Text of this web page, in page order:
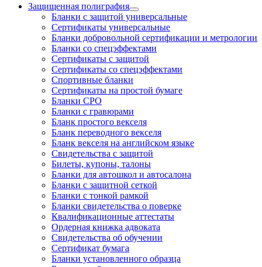
Защищенная полиграфия
Бланки с защитой универсальные
Сертификаты универсальные
Бланки добровольной сертификации и метрологии
Бланки со спецэффектами
Сертификаты с защитой
Сертификаты со спецэффектами
Спортивные бланки
Cертификаты на простой бумаге
Бланки СРО
Бланки с гравюрами
Бланк простого векселя
Бланк переводного векселя
Бланк векселя на английском языке
Свидетельства с защитой
Билеты, купоны, талоны
Бланки для автошкол и автосалона
Бланки с защитной сеткой
Бланки с тонкой рамкой
Бланки свидетельства о поверке
Квалификационные аттестаты
Ордерная книжка адвоката
Свидетельства об обучении
Сертификат бумага
Бланки установленного образца